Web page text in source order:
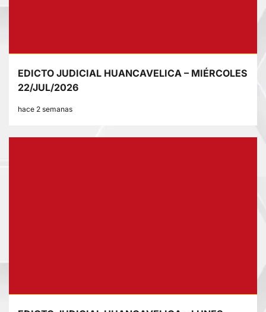
EDICTO JUDICIAL HUANCAVELICA – MIÉRCOLES
22/JUL/2026
hace 2 semanas